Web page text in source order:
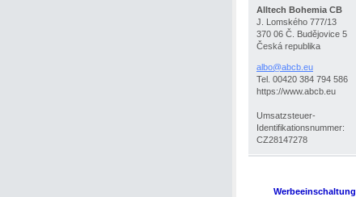
Alltech Bohemia CB
J. Lomského 777/13
370 06 Č. Budějovice 5
Česká republika
albo@abcb.eu
Tel. 00420 384 794 586
https://www.abcb.eu
Umsatzsteuer-
Identifikationsnummer:
CZ28147278
Werbeeinschaltung